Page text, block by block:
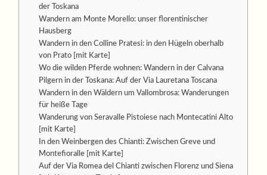
der Toskana
Wandern am Monte Morello: unser florentinischer
Hausberg
Wandern in den Colline Pratesi: in den Hügeln oberhalb
von Prato [mit Karte]
Wo die wilden Pferde wohnen: Wandern in der Calvana
Pilgern in der Toskana: Auf der Via Lauretana Toscana
Wandern in den Wäldern um Vallombrosa: Wanderungen
für heiße Tage
Wanderung von Seravalle Pistoiese nach Montecatini Alto
[mit Karte]
In den Weinbergen des Chianti: Zwischen Greve und
Montefioralle [mit Karte]
Auf der Via Romea del Chianti zwischen Florenz und Siena